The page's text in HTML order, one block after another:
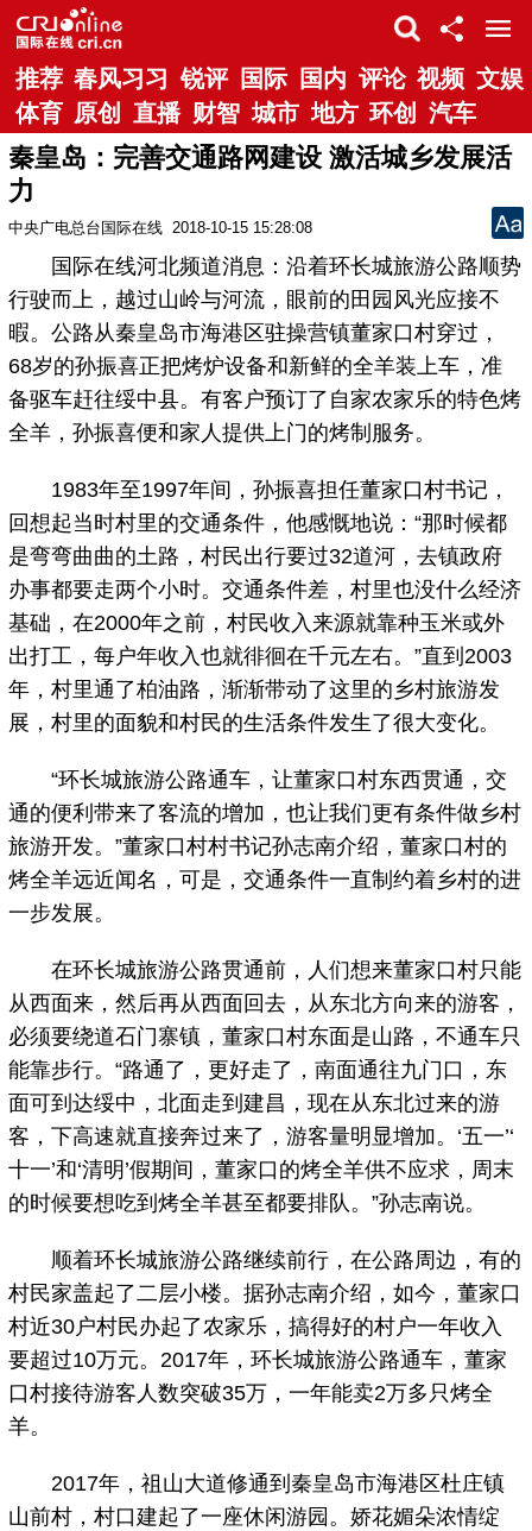
推荐 春风习习 锐评 国际 国内 评论 视频 文娱
体育 原创 直播 财智 城市 地方 环创 汽车
秦皇岛：完善交通路网建设 激活城乡发展活
力
中央广电总台国际在线 2018-10-15 15:28:08
国际在线河北频道消息：沿着环长城旅游公路顺势
行驶而上，越过山岭与河流，眼前的田园风光应接不
暇。公路从秦皇岛市海港区驻操营镇董家口村穿过，
68岁的孙振喜正把烤炉设备和新鲜的全羊装上车，准
备驱车赶往绥中县。有客户预订了自家农家乐的特色烤
全羊，孙振喜便和家人提供上门的烤制服务。
1983年至1997年间，孙振喜担任董家口村书记，
回想起当时村里的交通条件，他感慨地说：“那时候都
是弯弯曲曲的土路，村民出行要过32道河，去镇政府
办事都要走两个小时。交通条件差，村里也没什么经济
基础，在2000年之前，村民收入来源就靠种玉米或外
出打工，每户年收入也就徘徊在千元左右。”直到2003
年，村里通了柏油路，渐渐带动了这里的乡村旅游发
展，村里的面貌和村民的生活条件发生了很大变化。
“环长城旅游公路通车，让董家口村东西贯通，交
通的便利带来了客流的增加，也让我们更有条件做乡村
旅游开发。”董家口村村书记孙志南介绍，董家口村的
烤全羊远近闻名，可是，交通条件一直制约着乡村的进
一步发展。
在环长城旅游公路贯通前，人们想来董家口村只能
从西面来，然后再从西面回去，从东北方向来的游客，
必须要绕道石门寨镇，董家口村东面是山路，不通车只
能靠步行。“路通了，更好走了，南面通往九门口，东
面可到达绥中，北面走到建昌，现在从东北过来的游
客，下高速就直接奔过来了，游客量明显增加。‘五一’‘
十一’和‘清明’假期间，董家口的烤全羊供不应求，周末
的时候要想吃到烤全羊甚至都要排队。”孙志南说。
顺着环长城旅游公路继续前行，在公路周边，有的
村民家盖起了二层小楼。据孙志南介绍，如今，董家口
村近30户村民办起了农家乐，搞得好的村户一年收入
要超过10万元。2017年，环长城旅游公路通车，董家
口村接待游客人数突破35万，一年能卖2万多只烤全
羊。
2017年，祖山大道修通到秦皇岛市海港区杜庄镇
山前村，村口建起了一座休闲游园。娇花媚朵浓情绽